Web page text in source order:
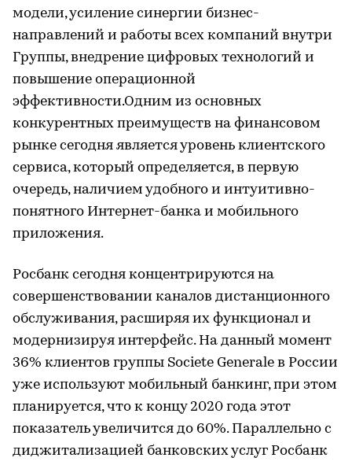
модели, усиление синергии бизнес-
направлений и работы всех компаний внутри
Группы, внедрение цифровых технологий и
повышение операционной
эффективности.Одним из основных
конкурентных преимуществ на финансовом
рынке сегодня является уровень клиентского
сервиса, который определяется, в первую
очередь, наличием удобного и интуитивно-
понятного Интернет-банка и мобильного
приложения.
Росбанк сегодня концентрируются на
совершенствовании каналов дистанционного
обслуживания, расширяя их функционал и
модернизируя интерфейс. На данный момент
36% клиентов группы Societe Generale в России
уже используют мобильный банкинг, при этом
планируется, что к концу 2020 года этот
показатель увеличится до 60%. Параллельно с
диджитализацией банковских услуг Росбанк